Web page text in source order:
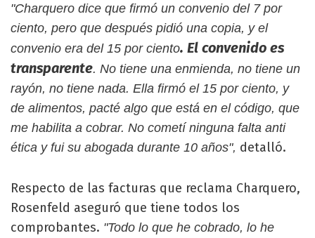
"Charquero dice que firmó un convenio del 7 por
ciento, pero que después pidió una copia, y el
convenio era del 15 por ciento. El convenido es
transparente. No tiene una enmienda, no tiene un
rayón, no tiene nada. Ella firmó el 15 por ciento, y
de alimentos, pacté algo que está en el código, que
me habilita a cobrar. No cometí ninguna falta anti
ética y fui su abogada durante 10 años", detalló.
Respecto de las facturas que reclama Charquero,
Rosenfeld aseguró que tiene todos los
comprobantes. "Todo lo que he cobrado, lo he